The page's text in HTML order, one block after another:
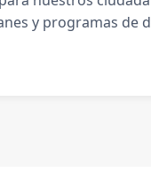
y programas de